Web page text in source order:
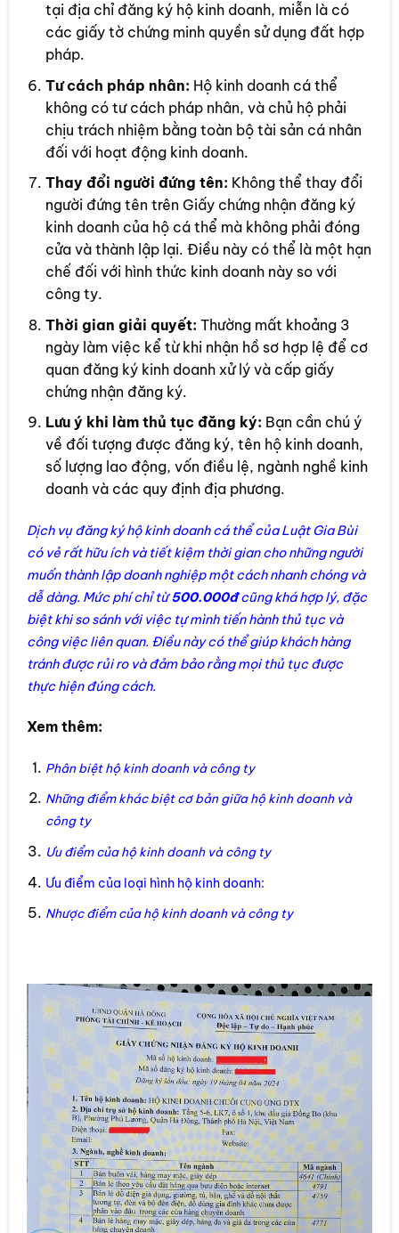
tại địa chỉ đăng ký hộ kinh doanh, miễn là có
các giấy tờ chứng minh quyền sử dụng đất hợp
pháp.
Tư cách pháp nhân: Hộ kinh doanh cá thể
không có tư cách pháp nhân, và chủ hộ phải
chịu trách nhiệm bằng toàn bộ tài sản cá nhân
đối với hoạt động kinh doanh.
Thay đổi người đứng tên: Không thể thay đổi
người đứng tên trên Giấy chứng nhận đăng ký
kinh doanh của hộ cá thể mà không phải đóng
cửa và thành lập lại. Điều này có thể là một hạn
chế đối với hình thức kinh doanh này so với
công ty.
Thời gian giải quyết: Thường mất khoảng 3
ngày làm việc kể từ khi nhận hồ sơ hợp lệ để cơ
quan đăng ký kinh doanh xử lý và cấp giấy
chứng nhận đăng ký.
Lưu ý khi làm thủ tục đăng ký: Bạn cần chú ý
về đối tượng được đăng ký, tên hộ kinh doanh,
số lượng lao động, vốn điều lệ, ngành nghề kinh
doanh và các quy định địa phương.
Dịch vụ đăng ký hộ kinh doanh cá thể của Luật Gia Bùi
có vẻ rất hữu ích và tiết kiệm thời gian cho những người
muốn thành lập doanh nghiệp một cách nhanh chóng và
dễ dàng. Mức phí chỉ từ500.000đcũng khá hợp lý, đặc
biệt khi so sánh với việc tự mình tiến hành thủ tục và
công việc liên quan. Điều này có thể giúp khách hàng
tránh được rủi ro và đảm bảo rằng mọi thủ tục được
thực hiện đúng cách.
Xem thêm:
Phân biệt hộ kinh doanh và công ty
Những điểm khác biệt cơ bản giữa hộ kinh doanh và
công ty
Ưu điểm của hộ kinh doanh và công ty
Ưu điểm của loại hình hộ kinh doanh:
Nhược điểm của hộ kinh doanh và công ty